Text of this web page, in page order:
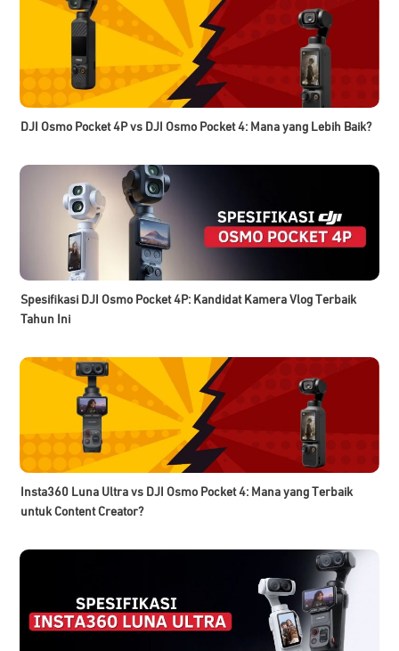
DJI Osmo Pocket 4P vs DJI Osmo Pocket 4: Mana yang Lebih Baik?
Spesifikasi DJI Osmo Pocket 4P: Kandidat Kamera Vlog Terbaik
Tahun Ini
Insta360 Luna Ultra vs DJI Osmo Pocket 4: Mana yang Terbaik
untuk Content Creator?